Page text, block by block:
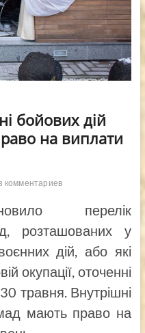
бойових дій
на виплати
комментариев
перелік
розташованих у
дій, або які
окупації, оточенні
травня. Внутрішні
мають право на